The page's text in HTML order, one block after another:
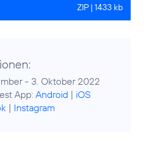
ZIP | 1433 kb
- 3. Oktober 2022
App:Android | iOS
| Instagram